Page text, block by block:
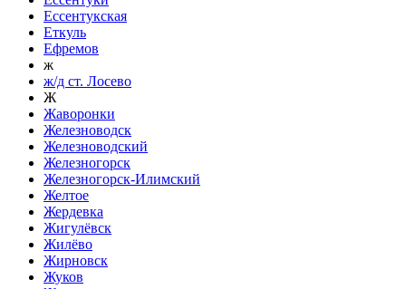
Ессентукская
Еткуль
Ефремов
ж
ж/д ст. Лосево
Ж
Жаворонки
Железноводск
Железноводский
Железногорск
Железногорск-Илимский
Желтое
Жердевка
Жигулёвск
Жилёво
Жирновск
Жуков